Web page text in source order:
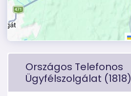
Országos Telefonos
Ügyfélszolgálat (1818)